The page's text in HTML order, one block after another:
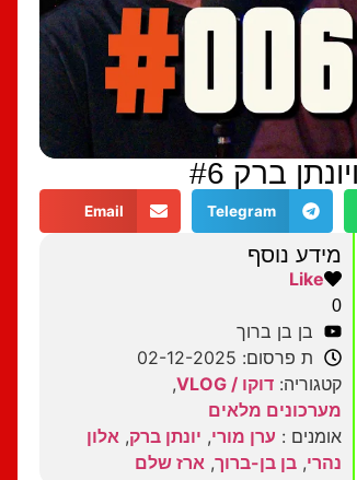
Telegram
Email
מידע נוסף
Like
0
בן בן ברוך
ת פרסום: 02-12-2025
קטגוריה: דוקו / VLOG
,
מערכונים מלאים
אומנים : ערן מורי, יונתן ברק, אלון
נהרי, בן בן-ברוך, ארז שלם